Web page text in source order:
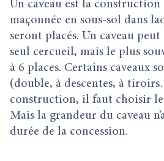
Un caveau est la construction
maçonnée en sous-sol dans
seront placés. Un caveau
seul cercueil, mais le plus
à 6 places. Certains caveaux
(double, à descentes, à
construction, il faut choisir le
Mais la grandeur du caveau
durée de la concession.